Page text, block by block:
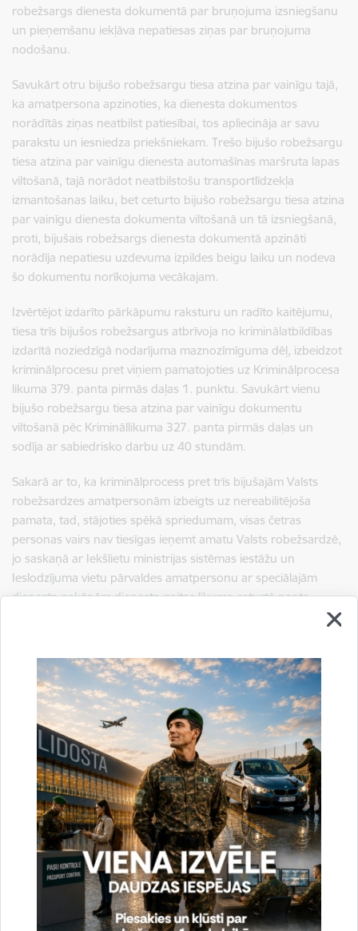
robežsargs dienesta dokumentā par bruņojuma izsniegšanu
un pieņemšanu iekļāva nepatiesas ziņas par bruņojuma
nodošanu.
Savukārt otru bijušo robežsargu tiesa atzina par vainīgu tajā,
ka amatpersona apzinoties, ka dienesta dokumentos
norādītās ziņas neatbilst patiesībai, tos apliecināja ar savu
parakstu un iesniedza priekšniekam. Trešo bijušo robežsargu
tiesa atzina par vainīgu dienesta automašīnas maršruta lapas
viltošanā, tajā norādot neatbilstošu transportlīdzekļa
izmantošanas laiku, bet ceturto bijušo robežsargu tiesa atzina
par vainīgu dienesta dokumenta viltošanā un tā izsniegšanā,
proti, bijušais robežsargs dienesta dokumentā apzināti
norādīja nepatiesu uzdevuma izpildes beigu laiku un nodeva
šo dokumentu norīkojuma vecākajam.
Izvērtējot izdarīto pārkāpumu raksturu un radīto kaitējumu,
tiesa trīs bijušos robežsargus atbrīvoja no kriminālatbildības
izdarītā noziedzīgā nodarījuma maznozīmīguma dēļ, izbeidzot
kriminālprocesu pret viņiem pamatojoties uz Kriminālprocesa
likuma 379. panta pirmās daļas 1. punktu. Savukārt vienu
bijušo robežsargu tiesa atzina par vainīgu dokumentu
viltošanā pēc Krimināllikuma 327. panta pirmās daļas un
sodīja ar sabiedrisko darbu uz 40 stundām.
Sakarā ar to, ka kriminālprocess pret trīs bijušajām Valsts
robežsardzes amatpersonām izbeigts uz nereabilitējoša
pamata, tad, stājoties spēkā spriedumam, visas četras
personas vairs nav tiesīgas ieņemt amatu Valsts robežsardzē,
jo saskaņā ar Iekšlietu ministrijas sistēmas iestāžu un
Ieslodzījuma vietu pārvaldes amatpersonu ar speciālajām
dienesta pakāpēm dienesta gaitas likuma ceturtā panta
punktu, dienestā var atrasties persona, kura
nodarījuma izdarīšanu, izņemot gadījumu, kad amatpersona
ir saukta pie kriminālatbildības, bet kriminālprocess pret to
izbeigts uz reabilitējoša pamata.
Sagatavoja:
Jolanta Babiško
Valsts robežsardzes Galvenās pārvaldes Stratēģiskās attīstības
un sabiedrisko attiecību nodaļas vecākā speciāliste
67075617 , mob.20364206